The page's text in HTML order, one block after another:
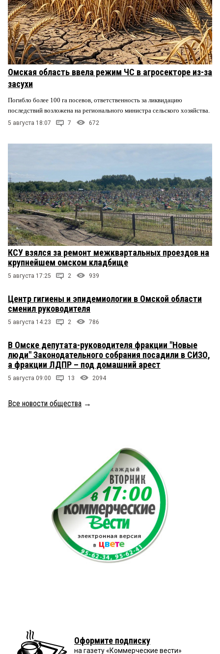
Омская область ввела режим ЧС в агросекторе из-за
засухи
Погибло более 100 га посевов, ответственность за ликвидацию
последствий возложена на регионального министра сельского хозяйства.
5 августа 18:07 7 672
КСУ взялся за ремонт межквартальных проездов на
крупнейшем омском кладбище
5 августа 17:25 2 939
Центр гигиены и эпидемиологии в Омской области
сменил руководителя
5 августа 14:23 2 786
В Омске депутата-руководителя фракции "Новые
люди" Законодательного собрания посадили в СИЗО,
а фракции ЛДПР – под домашний арест
5 августа 09:00 13 2094
Все новости общества →
Оформите подписку
на газету «Коммерческие вести»